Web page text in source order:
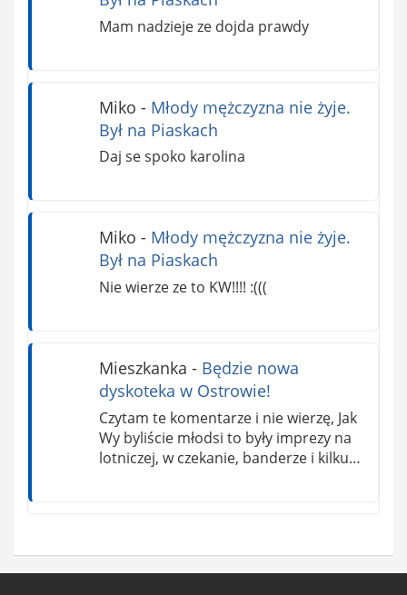
Mam nadzieje ze dojda prawdy
Miko - Młody mężczyzna nie żyje.
Był na Piaskach
Daj se spoko karolina
Miko - Młody mężczyzna nie żyje.
Był na Piaskach
Nie wierze ze to KW!!!! :(((
Mieszkanka - Będzie nowa
dyskoteka w Ostrowie!
Czytam te komentarze i nie wierzę, Jak
Wy byliście młodsi to były imprezy na
lotniczej, w czekanie, banderze i kilku…